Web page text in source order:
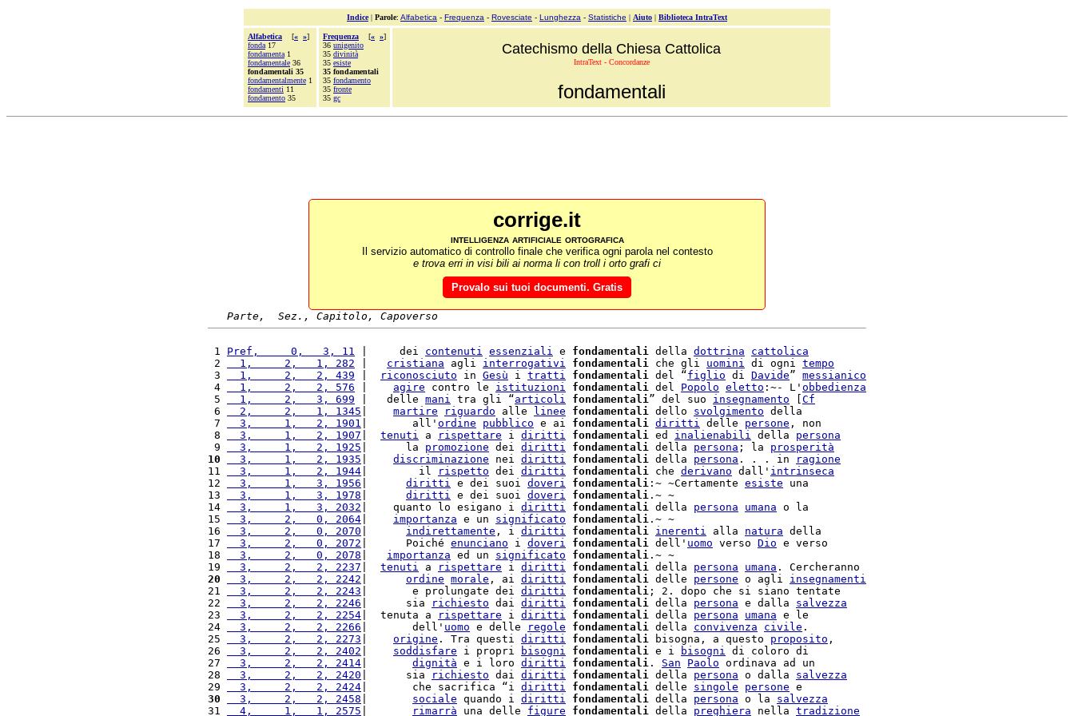
Indice| Parole: Alfabetica - Frequenza - Rovesciate - Lunghezza - Statistiche | Aiuto | Biblioteca IntraText
Alfabetica [« »]
fonda 17
fondamenta 1
fondamentale 36
fondamentali 35
fondamentalmente 1
fondamenti 11
fondamento 35
Frequenza [« »]
36 unigenito
35 divinità
35 esiste
35 fondamentali
35 fondamento
35 fronte
35 gc
Catechismo della Chiesa Cattolica
IntraText - Concordanze
fondamentali
corrige.it
intelligenza artificiale ortografica
Il servizio automatico di controllo finale che verifica ogni parola nel contesto
e trova erri in visi bili ai norma li con troll i orto grafi ci
Provalo sui tuoi documenti. Gratis
Parte,  Sez., Capitolo, Capoverso
1 Pref,     0,   3, 11 |     dei contenuti essenziali e fondamentali della dottrina
cattolica
2
  1,     2,   1, 282
cristiana agli interrogativi fondamentali che gli uomini di ogni tempo
3
  1,     2,   2, 439
riconosciuto in Gesù i tratti fondamentali del “figlio di Davide” messianico
4
  1,     2,   2, 576
agire contro le istituzioni fondamentali del Popolo eletto :~- L' obbedienza
5
  1,     2,   3, 699
|   delle mani tra gli “articoli fondamentali” del suo insegnamento
Cf
6
  2,     2,   1, 1345
martire riguardo alle linee fondamentali dello svolgimento della
7
  3,     1,   2, 1901
|       all' ordine pubblico e ai fondamentali diritti delle persone , non
8
  3,     1,   2, 1907
tenuti a rispettare i diritti fondamentali ed inalienabili della persona
9
  3,     1,   2, 1925
|      la promozione dei diritti fondamentali della persona ; la prosperità
10
  3,     1,   2, 1935
discriminazione nei diritti fondamentali della persona . . . in
ragione
11
  3,     1,   2, 1944
|        il rispetto dei diritti fondamentali che derivano dall' intrinseca
12
  3,     1,   3, 1956
diritti e dei suoi doveri fondamentali :~ ~Certamente esiste una
13
  3,     1,   3, 1978
diritti e dei suoi doveri fondamentali .~ ~
14
  3,     1,   3, 2032
|    quanto lo esigano i diritti fondamentali della persona umana o la
15
  3,     2,   0, 2064
importanza e un significato fondamentali .~ ~
16
  3,     2,   0, 2070
indirettamente , i diritti fondamentali inerenti alla natura della
17
  3,     2,   0, 2072
|      Poiché enunciano i doveri fondamentali dell' uomo verso Dio e verso
18
  3,     2,   0, 2078
importanza ed un significato fondamentali .~ ~
19
  3,     2,   2, 2237
tenuti a rispettare i diritti fondamentali della persona umana
20
  3,     2,   2, 2242
ordine morale , ai diritti fondamentali delle persone o agli insegnamenti
21
  3,     2,   2, 2243
|       e prolungate dei diritti fondamentali ; 2. dopo che si siano tentate
22
  3,     2,   2, 2246
|      sia richiesto dai diritti fondamentali della persona e dalla salvezza
23
  3,     2,   2, 2254
|  tenuta a rispettare i diritti fondamentali della persona umana e le
24
  3,     2,   2, 2266
|       dell' uomo e delle regole fondamentali della convivenza civile .
25
  3,     2,   2, 2273
origine . Tra questi diritti fondamentali bisogna, a questo proposito ,
26
  3,     2,   2, 2402
soddisfare i propri bisogni fondamentali e i bisogni di coloro di
27
  3,     2,   2, 2414
dignità e i loro diritti fondamentali . San Paolo ordinava ad un
28
  3,     2,   2, 2420
|      sia richiesto dai diritti fondamentali della persona o dalla salvezza
29
  3,     2,   2, 2424
|       che sacrifica “i diritti fondamentali delle singole persone
30
  3,     2,   2, 2458
sociale quando i diritti fondamentali della persona o la salvezza
31
  4,     1,   1, 2575
rimarrà una delle figure fondamentali della preghiera nella tradizione